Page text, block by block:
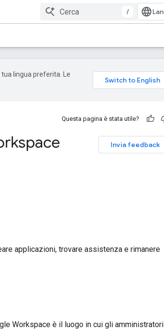
/
lingua preferita. Le
Questa pagina è stata utile?
Invia feedback
applicazioni, trovare assistenza e rimanere
Workspace è il luogo in cui gli amministratori